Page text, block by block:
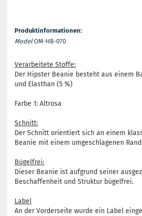
Produktinformationen:
ModelOM-HB-070
Verarbeitete Stoffe:
Der Hipster Beanie besteht aus einem
und Elasthan (5 %)
Farbe 1: Altrosa
Schnitt:
Der Schnitt orientiert sich an einem
Beanie mit einem umgeschlagenen Rand
Bügelfrei:
Dieser Beanie ist aufgrund seiner
Beschaffenheit und Struktur bügelfrei.
Label
An der Vorderseite wurde ein Label